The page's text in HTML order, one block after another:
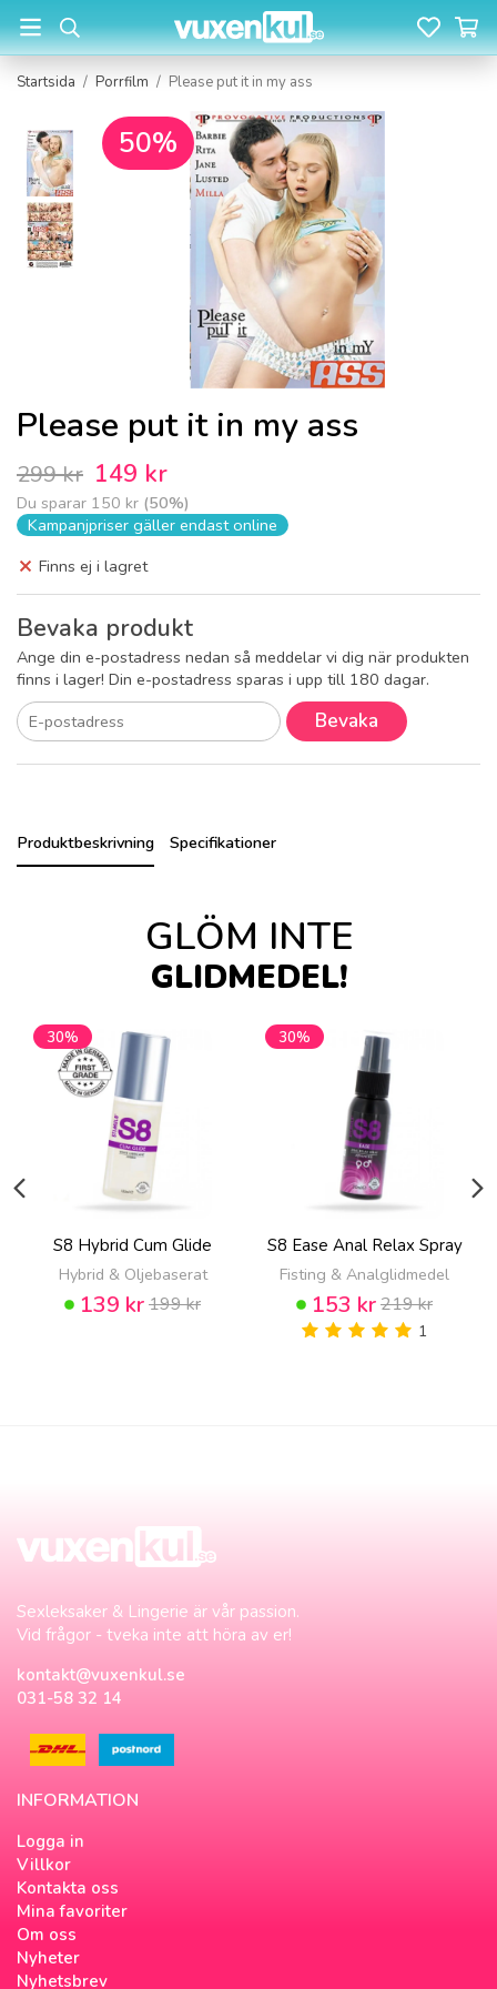
Startsida / Porrfilm / Please put it in my ass
50%
Please put it in my ass
299 kr 149 kr
Du sparar 150 kr (50%)
Kampanjpriser gäller endast online
Finns ej i lagret
Bevaka produkt
Ange din e-postadress nedan så meddelar vi dig när produkten
finns i lager! Din e-postadress sparas i upp till 180 dagar.
Bevaka
Produktbeskrivning Specifikationer
GLÖM INTE
GLIDMEDEL!
30%
S8 Hybrid Cum Glide
Hybrid & Oljebaserat
139 kr199 kr
30%
S8 Ease Anal Relax Spray
Fisting & Analglidmedel
153 kr219 kr
1
Sexleksaker & Lingerie är vår passion.
Vid frågor - tveka inte att höra av er!
kontakt@vuxenkul.se
031-58 32 14
INFORMATION
Logga in
Villkor
Kontakta oss
Mina favoriter
Om oss
Nyheter
Nyhetsbrev